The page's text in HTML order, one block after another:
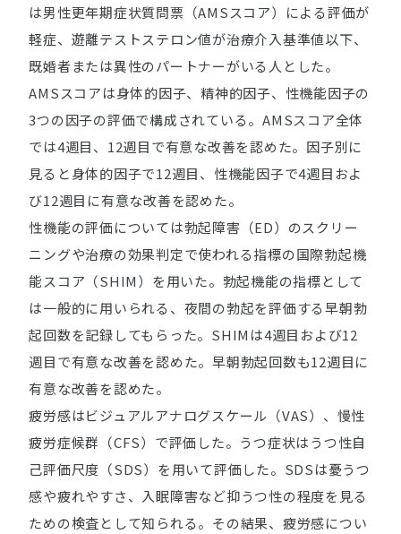
は男性更年期症状質問票（AMSスコア）による評価が
軽症、遊離テストステロン値が治療介入基準値以下、
既婚者または異性のパートナーがいる人とした。
AMSスコアは身体的因子、精神的因子、性機能因子の
3つの因子の評価で構成されている。AMSスコア全体
では4週目、12週目で有意な改善を認めた。因子別に
見ると身体的因子で12週目、性機能因子で4週目およ
び12週目に有意な改善を認めた。
性機能の評価については勃起障害（ED）のスクリー
ニングや治療の効果判定で使われる指標の国際勃起機
能スコア（SHIM）を用いた。勃起機能の指標として
は一般的に用いられる、夜間の勃起を評価する早朝勃
起回数を記録してもらった。SHIMは4週目および12
週目で有意な改善を認めた。早朝勃起回数も12週目に
有意な改善を認めた。
疲労感はビジュアルアナログスケール（VAS）、慢性
疲労症候群（CFS）で評価した。うつ症状はうつ性自
己評価尺度（SDS）を用いて評価した。SDSは憂うつ
感や疲れやすさ、入眠障害など抑うつ性の程度を見る
ための検査として知られる。その結果、疲労感につい